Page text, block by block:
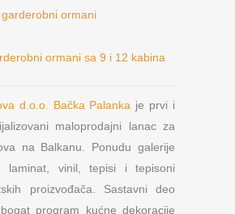
d.o.o. Bačka Palanka je prvi i
maloprodajni lanac za
na Balkanu. Ponudu galerije
laminat, vinil, tepisi i tepisoni
proizvođača. Sastavni deo
program kućne dekoracije